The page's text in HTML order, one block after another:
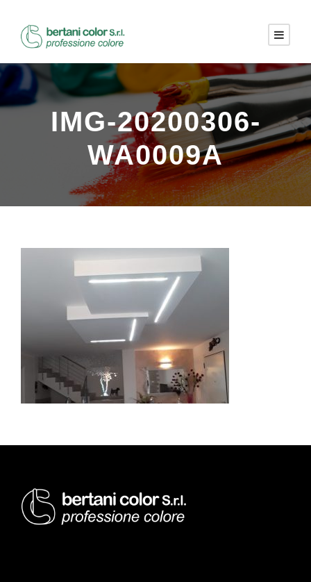
IMG-20200306-
WA0009A